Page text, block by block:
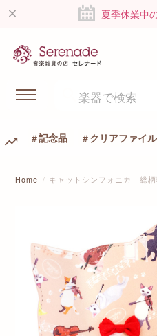
夏季休業中
記念品 クリアファイル
Home キャットシンフォニカ 総柄